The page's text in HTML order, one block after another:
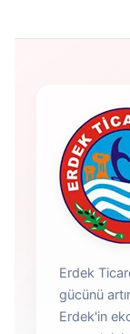
Erdek
gücünü
Erdek'in